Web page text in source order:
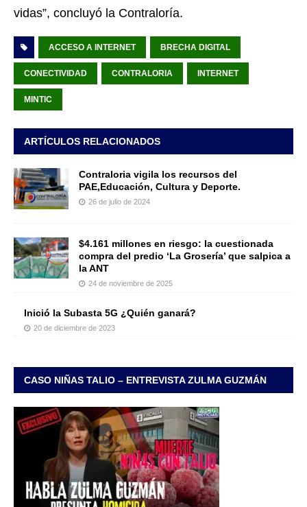
vidas”, concluyó la Contraloría.
ACCESO A INTERNET BRECHA DIGITAL
CONECTIVIDAD CONTRALORIA INTERNET
MINTIC
ARTÍCULOS RELACIONADOS
Contraloria vigila los recursos del
PAE,Educación, Cultura y Deporte.
26 de julio de 2024
$4.161 millones en riesgo: la cuestionada
compra del predio ‘La Grosería’ que salpica a
la ANT
24 de noviembre de 2025
Inició la Subasta 5G ¿Quién ganará?
20 de diciembre de 2023
CASO NIÑAS TALIO – ENTREVISTA ZULMA GUZMÁN